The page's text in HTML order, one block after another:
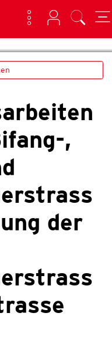
KontaktLogin Suche
,
der